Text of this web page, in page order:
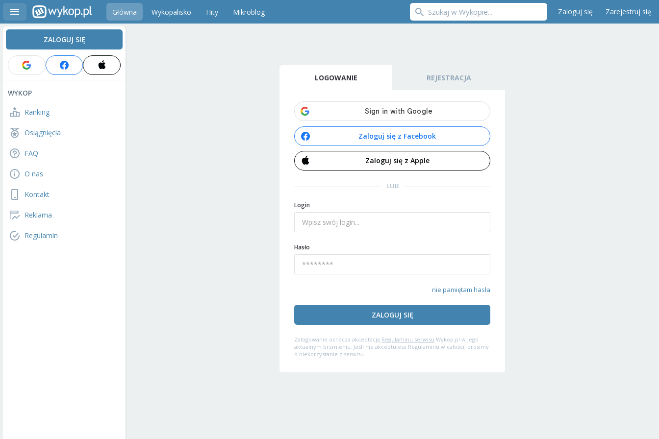
Główna Wykopalisko Hity Mikroblog Zaloguj się Zarejestruj się
ZALOGUJ SIĘ
WYKOP
Ranking
Osiągnięcia
FAQ
O nas
Kontakt
Reklama
Regulamin
LOGOWANIE REJESTRACJA
Zaloguj się z Facebook
Zaloguj się z Apple
LUB
Login
Hasło
nie pamiętam hasła
ZALOGUJ SIĘ
Zalogowanie oznacza akceptację Regulaminu serwisu Wykop.pl w jego
aktualnym brzmieniu. Jeśli nie akceptujesz Regulaminu w całości, prosimy
o niekorzystanie z serwisu.